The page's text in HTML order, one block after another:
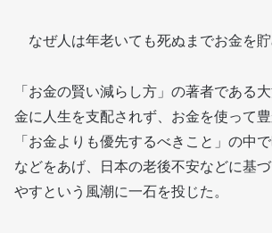
なぜ人は年老いても死ぬまでお金を貯
「お金の賢い減らし方」の著者である
金に人生を支配されず、お金を使って
「お金よりも優先するべきこと」の中
などをあげ、日本の老後不安などに基
やすという風潮に一石を投じた。